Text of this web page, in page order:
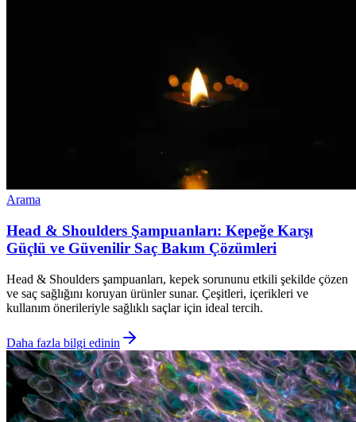
Arama
Head & Shoulders Şampuanları: Kepeğe Karşı
Güçlü ve Güvenilir Saç Bakım Çözümleri
Head & Shoulders şampuanları, kepek sorununu etkili şekilde çözen
ve saç sağlığını koruyan ürünler sunar. Çeşitleri, içerikleri ve
kullanım önerileriyle sağlıklı saçlar için ideal tercih.
Daha fazla bilgi edinin